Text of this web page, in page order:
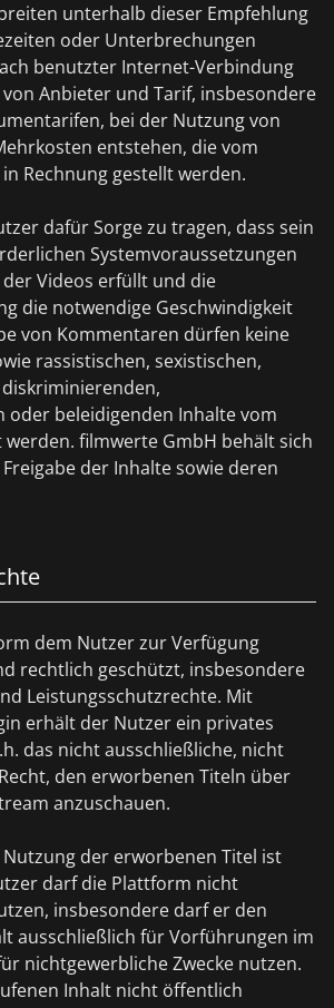
unterhalb dieser Empfehlung
oder Unterbrechungen
benutzter Internet-Verbindung
Anbieter und Tarif, insbesondere
bei der Nutzung von
entstehen, die vom
Rechnung gestellt werden.
dafür Sorge zu tragen, dass sein
Systemvoraussetzungen
Videos erfüllt und die
die notwendige Geschwindigkeit
von Kommentaren dürfen keine
rassistischen, sexistischen,
oder beleidigenden Inhalte vom
filmwerte GmbH behält sich
der Inhalte sowie deren
dem Nutzer zur Verfügung
rechtlich geschützt, insbesondere
Leistungsschutzrechte. Mit
erhält der Nutzer ein privates
das nicht ausschließliche, nicht
den erworbenen Titeln über
anzuschauen.
der erworbenen Titel ist
darf die Plattform nicht
insbesondere darf er den
ausschließlich für Vorführungen im
nichtgewerbliche Zwecke nutzen.
Inhalt nicht öffentlich